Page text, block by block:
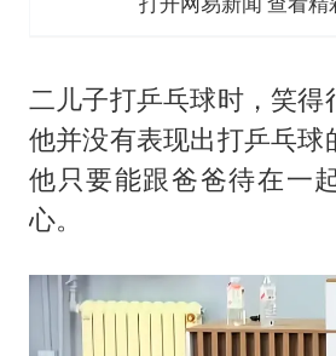
二儿子打乒乓球时，笑得
他并没有表现出打乒乓球
他只要能跟爸爸待在一
心。